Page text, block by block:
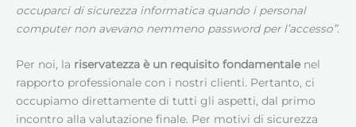
occuparci di sicurezza informatica quando i personal
computer non avevano nemmeno password per l’accesso”.
Per noi, la riservatezza è un requisito fondamentalenel
rapporto professionale con i nostri clienti. Pertanto, ci
occupiamo direttamente di tutti gli aspetti, dal primo
incontro alla valutazione finale. Per motivi di sicurezza